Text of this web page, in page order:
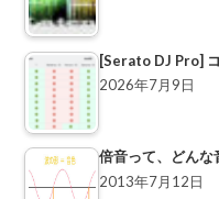
[Serato DJ Pro]
2026年7月9日
倍音って、どんな
2013年7月12日